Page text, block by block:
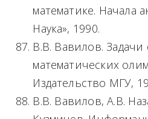
математике. Начала
Наука», 1990.
В.В. Вавилов.
математических
Издательство МГУ,
В.В. Вавилов, А.В.